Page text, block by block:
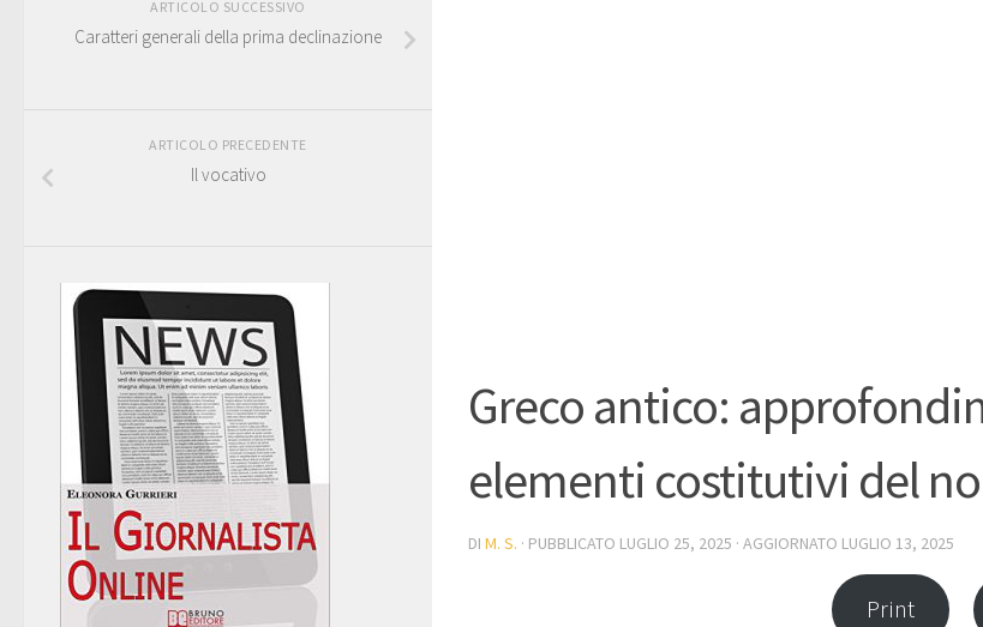
Greco antico:
elementi costitutivi del
DI M. S. · PUBBLICATO LUGLIO 25, 2025 · AGGIORNATO LUGLIO 13, 2025
Print
ARTICOLO SUCCESSIVO
Caratteri generali della prima declinazione
ARTICOLO PRECEDENTE
Il vocativo